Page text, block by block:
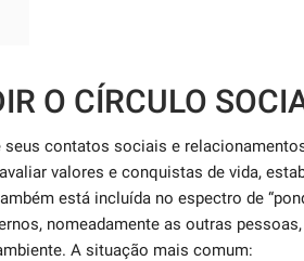
O CÍRCULO
contatos sociais e
valores e conquistas de vida,
está incluída no espectro de
nomeadamente as outras
A situação mais comum: